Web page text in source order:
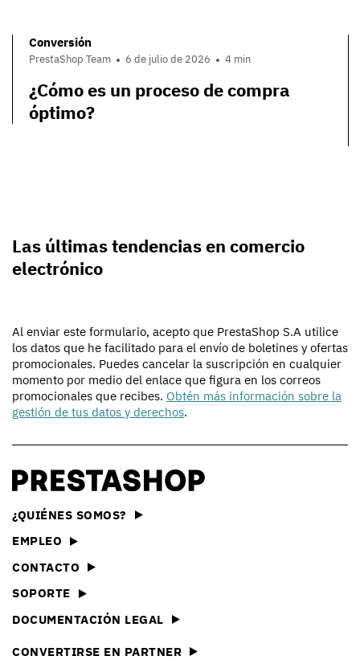
Conversión
PrestaShop Team 6 de julio de 2026 4 min
¿Cómo es un proceso de compra
óptimo?
Las últimas tendencias en comercio
electrónico
Al enviar este formulario, acepto que PrestaShop S.A utilice
los datos que he facilitado para el envío de boletines y ofertas
promocionales. Puedes cancelar la suscripción en cualquier
momento por medio del enlace que figura en los correos
promocionales que recibes. Obtén más información sobre la
gestión de tus datos y derechos.
¿QUIÉNES SOMOS?
EMPLEO
CONTACTO
SOPORTE
DOCUMENTACIÓN LEGAL
CONVERTIRSE EN PARTNER